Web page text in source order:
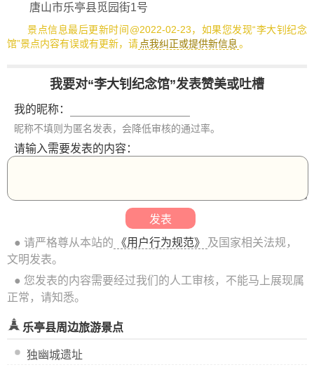
唐山市乐亭县觅园街1号
景点信息最后更新时间@2022-02-23，如果您发现“李大钊纪念
馆”景点内容有误或有更新，请 点我纠正或提供新信息。
我要对“李大钊纪念馆”发表赞美或吐槽
我的昵称：
昵称不填则为匿名发表，会降低审核的通过率。
请输入需要发表的内容：
● 请严格尊从本站的 《用户行为规范》
及国家相关法规，
文明发表。
● 您发表的内容需要经过我们的人工审核，不能马上展现属
正常，请知悉。
乐亭县周边旅游景点
独幽城遗址